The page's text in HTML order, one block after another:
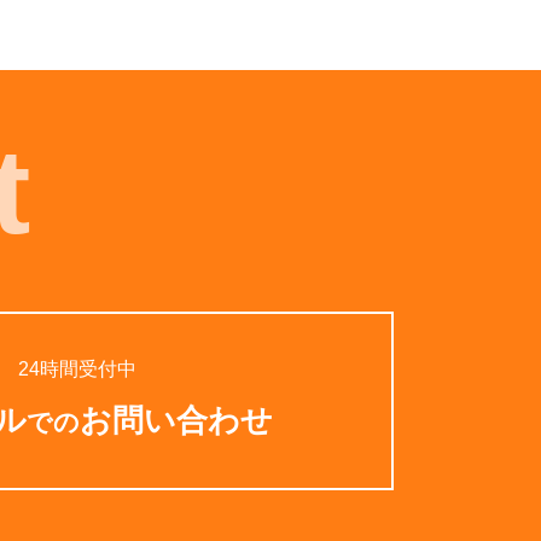
24時間受付中
でのお問い合わせ